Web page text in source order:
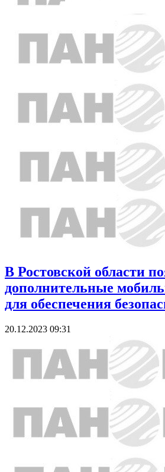
В Ростовской области
дополнительные
для обеспечения
20.12.2023 09:31